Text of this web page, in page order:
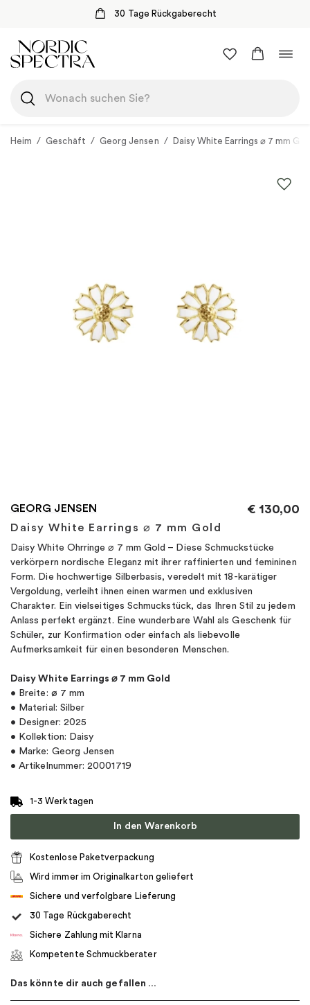
30 Tage Rückgaberecht
Inhalt
springen
Heim / Geschäft / Georg Jensen / Daisy White Earrings ⌀ 7 mm
GEORG JENSEN
Daisy White Earrings ⌀ 7 mm Gold
€ 130,00
Daisy White Ohrringe ⌀ 7 mm Gold – Diese Schmuckstücke
verkörpern nordische Eleganz mit ihrer raffinierten und femininen
Form. Die hochwertige Silberbasis, veredelt mit 18-karätiger
Vergoldung, verleiht ihnen einen warmen und exklusiven
Charakter. Ein vielseitiges Schmuckstück, das Ihren Stil zu jedem
Anlass perfekt ergänzt. Eine wunderbare Wahl als Geschenk für
Schüler, zur Konfirmation oder einfach als liebevolle
Aufmerksamkeit für einen besonderen Menschen.
Daisy White Earrings ⌀ 7 mm Gold
• Breite: ø 7 mm
• Material: Silber
• Designer: 2025
• Kollektion: Daisy
• Marke: Georg Jensen
• Artikelnummer: 20001719
1-3 Werktagen
In den Warenkorb
Kostenlose Paketverpackung
Wird immer im Originalkarton geliefert
Sichere und verfolgbare Lieferung
30 Tage Rückgaberecht
Sichere Zahlung mit Klarna
Kompetente Schmuckberater
Das könnte dir auch gefallen …